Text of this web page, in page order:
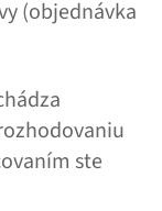
(objednávka
ste